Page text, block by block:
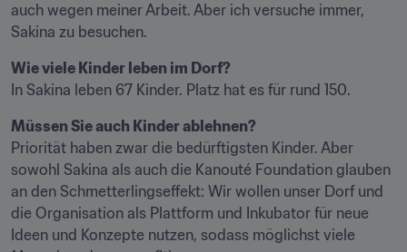
auch wegen meiner Arbeit. Aber ich versuche immer,
Sakina zu besuchen.
Wie viele Kinder leben im Dorf?
In Sakina leben 67 Kinder. Platz hat es für rund 150.
Müssen Sie auch Kinder ablehnen?
Priorität haben zwar die bedürftigsten Kinder. Aber
sowohl Sakina als auch die Kanouté Foundation glauben
an den Schmetterlingseffekt: Wir wollen unser Dorf und
die Organisation als Plattform und Inkubator für neue
Ideen und Konzepte nutzen, sodass möglichst viele